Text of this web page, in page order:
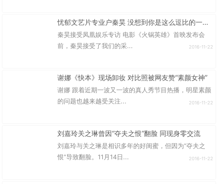
忧郁文艺片专业户秦昊 没想到你是这么逗比的一个人
秦昊接受凤凰娱乐专访 电影《火锅英雄》首映发布会
前，秦昊接受了我们的采...
2016-11-22
谢娜《快本》现场卸妆 对比照被网友赞“素颜女神”
谢娜 跟着近期一波又一波的真人秀节目热播，明星素颜
的问题也越来越受关注...
2016-11-22
刘嘉玲关之琳曾因“夺夫之恨”翻脸 同现身零交流
刘嘉玲与关之琳是相识多年的好闺蜜，但因为“夺夫之
恨”导致翻脸。11月14日...
2016-11-22